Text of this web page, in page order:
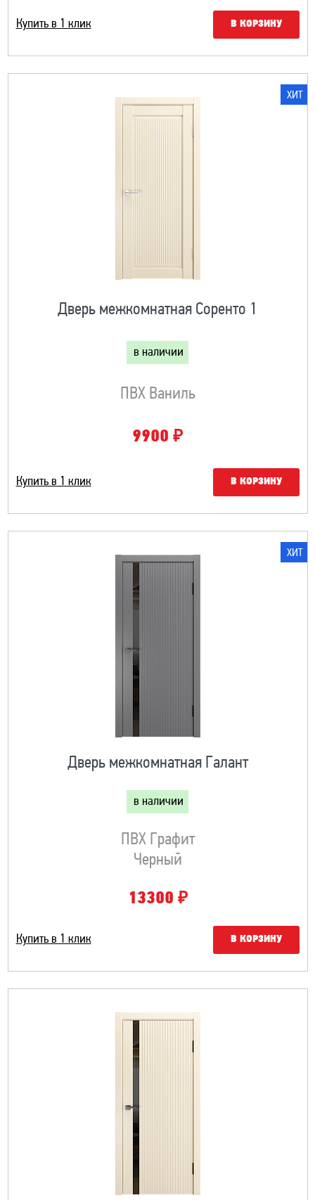
Купить в 1 клик В КОРЗИНУ
ХИТ
Дверь межкомнатная Соренто 1
в наличии
ПВХ Ваниль
9900 ₽
Купить в 1 клик В КОРЗИНУ
ХИТ
Дверь межкомнатная Галант
в наличии
ПВХ Графит
Черный
13300 ₽
Купить в 1 клик В КОРЗИНУ